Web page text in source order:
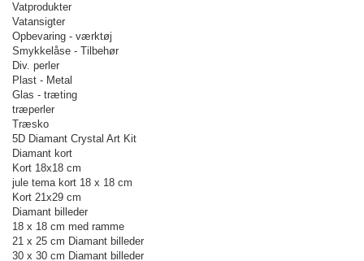
Vatprodukter
Vatansigter
Opbevaring - værktøj
Smykkelåse - Tilbehør
Div. perler
Plast - Metal
Glas - træting
træperler
Træsko
5D Diamant Crystal Art Kit
Diamant kort
Kort 18x18 cm
jule tema kort 18 x 18 cm
Kort 21x29 cm
Diamant billeder
18 x 18 cm med ramme
21 x 25 cm Diamant billeder
30 x 30 cm Diamant billeder